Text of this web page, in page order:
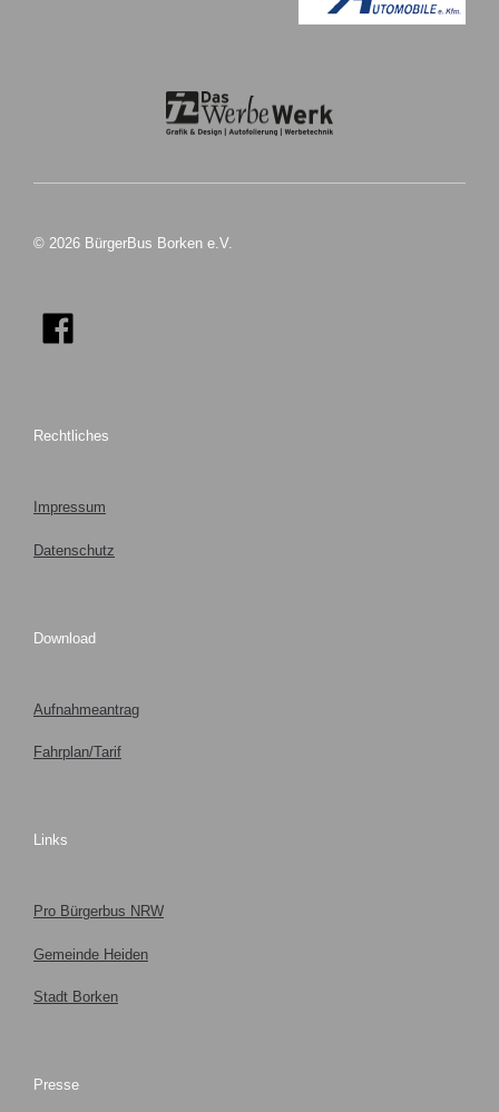
© 2026 BürgerBus Borken e.V.
Rechtliches
Impressum
Datenschutz
Download
Aufnahmeantrag
Fahrplan/Tarif
Links
Pro Bürgerbus NRW
Gemeinde Heiden
Stadt Borken
Presse